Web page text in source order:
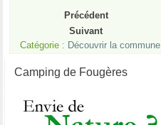
Précédent
Suivant
Catégorie : Découvrir la commune
Camping de Fougères